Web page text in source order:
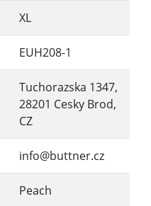
XL
EUH208-1
Tuchorazska 1347,
28201 Cesky Brod,
CZ
info@buttner.cz
Peach